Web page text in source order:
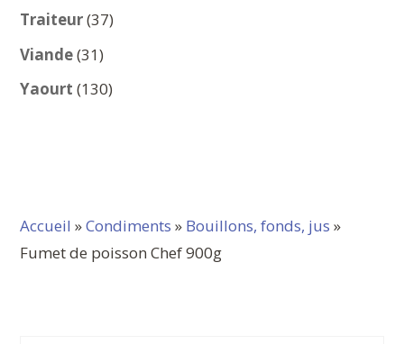
Traiteur 3737
Viande 3131
produits
Yaourt 130130
Accueil »Condiments » Bouillons, fonds, jus »
Fumet de poisson Chef 900g